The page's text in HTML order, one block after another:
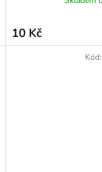
10 Kč
Kód: